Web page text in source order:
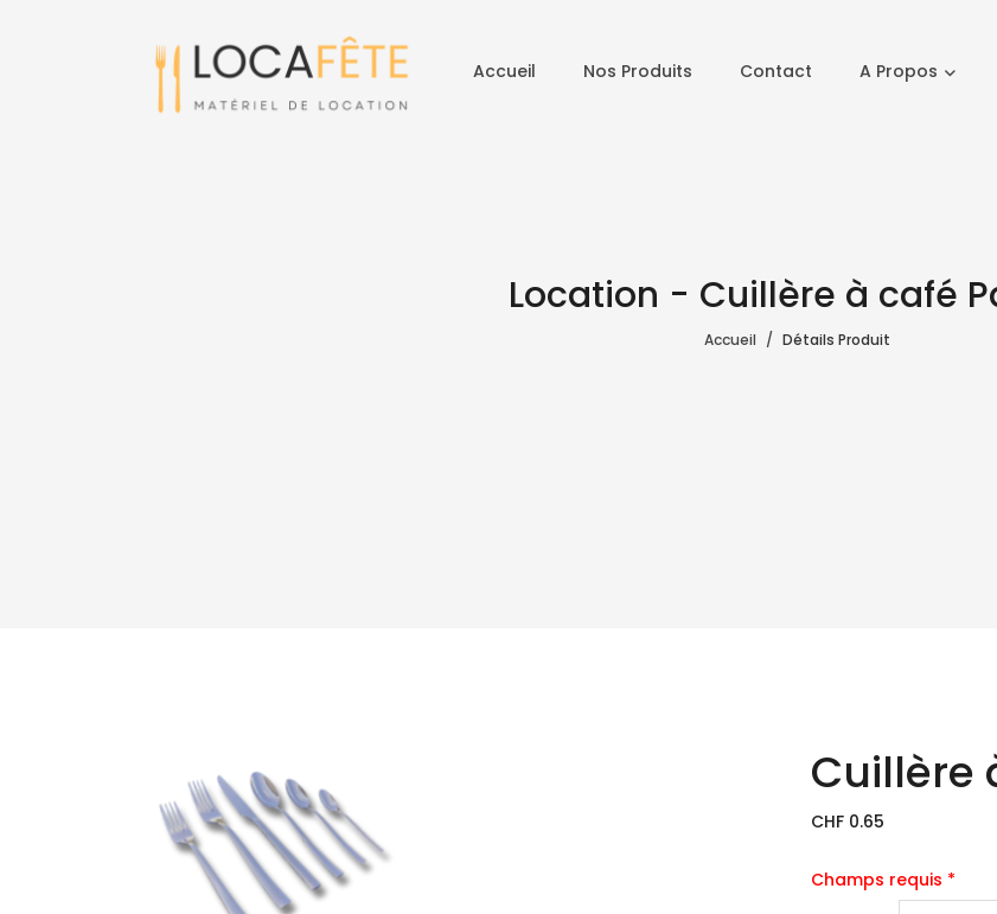
Accueil Nos Produits Contact A Propos
Location - Cuillère à café
Accueil Détails Produit
Cuillère
CHF 0.65
Champs requis *